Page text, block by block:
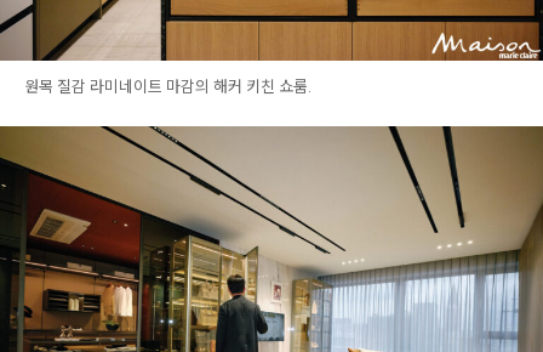
원목 질감 라미네이트 마감의 해커 키친 쇼룸.